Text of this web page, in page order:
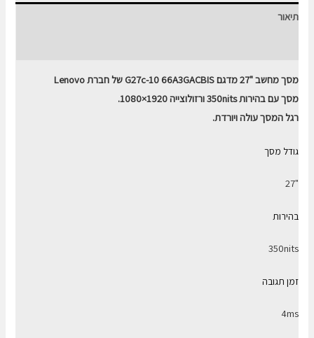
27"
תיאור
מסך מחשב "27 מדגם G27c-10 66A3GACBIS של חברת Lenovo
מסך עם בהירות 350nits ורזולוצייה 1920×1080.
רגל המסך עולה ויורדת.
גודל מסך
"27
בהירות
350nits
זמן תגובה
4ms